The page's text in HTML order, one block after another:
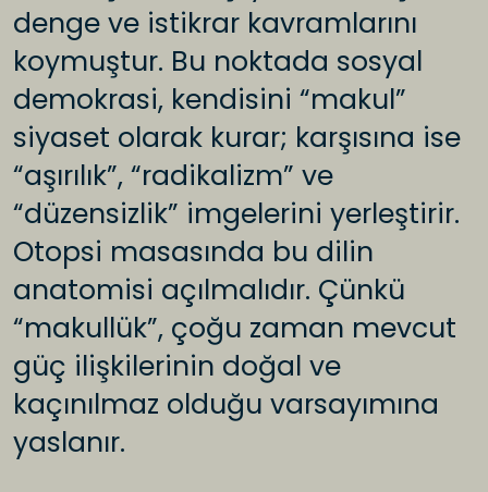
denge ve istikrar kavramlarını
koymuştur. Bu noktada sosyal
demokrasi, kendisini “makul”
siyaset olarak kurar; karşısına ise
“aşırılık”, “radikalizm” ve
“düzensizlik” imgelerini yerleştirir.
Otopsi masasında bu dilin
anatomisi açılmalıdır. Çünkü
“makullük”, çoğu zaman mevcut
güç ilişkilerinin doğal ve
kaçınılmaz olduğu varsayımına
yaslanır.